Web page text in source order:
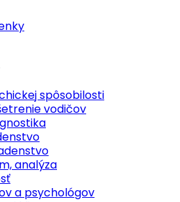
spôsobilosti
vodičov
analýza
a psychológov